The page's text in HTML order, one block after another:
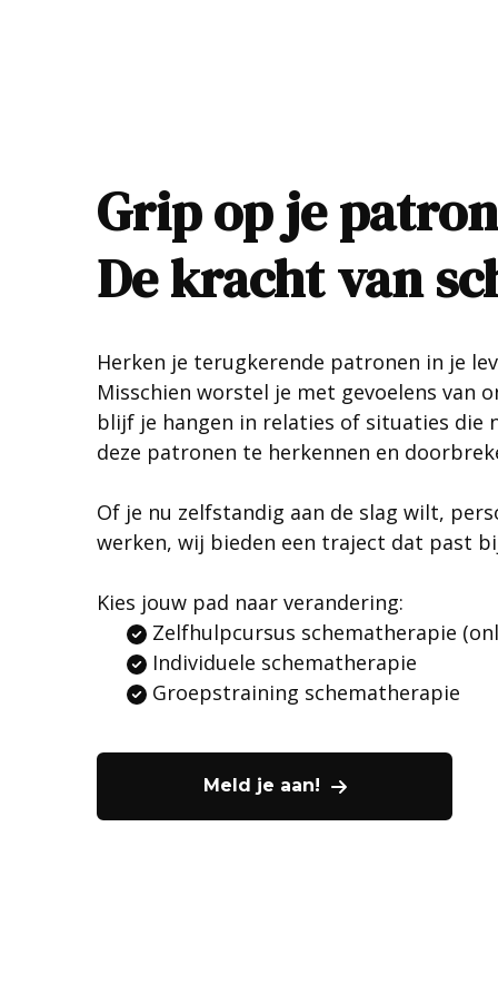
Grip op je
De kracht van
Herken je terugkerende patronen in je
Misschien worstel je met gevoelens van
blijf je hangen in relaties of situaties die
deze patronen te herkennen en
Of je nu zelfstandig aan de slag wilt,
werken, wij bieden een traject dat past
Kies jouw pad naar verandering:
Zelfhulpcursus schematherapie
Individuele schematherapie
Groepstraining schematherapie
Meld je aan!